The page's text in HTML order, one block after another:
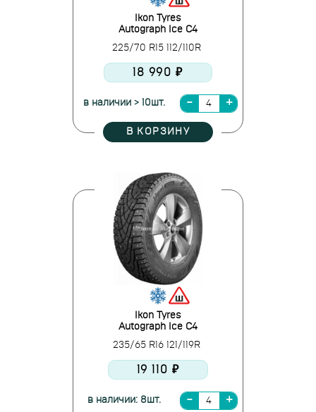
Ikon Tyres
Autograph Ice C4
225/70 R15 112/110R
18 990 ₽
в наличии > 10шт.
В КОРЗИНУ
Ikon Tyres
Autograph Ice C4
235/65 R16 121/119R
19 110 ₽
в наличии: 8шт.